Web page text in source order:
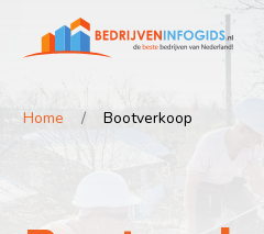
Home Bootverkoop